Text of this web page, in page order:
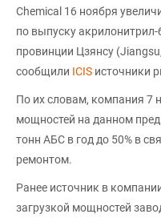
Chemical 16 ноября
по выпуску
провинции Цзянсу
сообщили ICIS источники
По их словам, компания 7
мощностей на данном
тонн АБС в год до 50% в
ремонтом.
Ранее источник в
загрузкой мощностей